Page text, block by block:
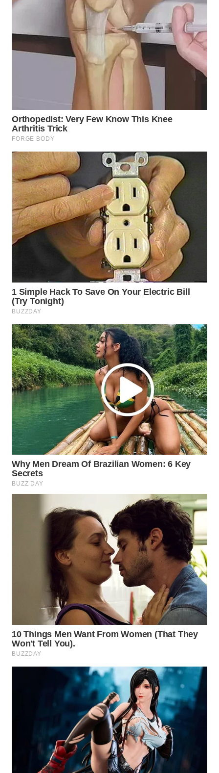
TANGERANG
WN
INDRAMAYU
WN
KUNINGAN
WN
MAJALENGKA
WN
SUKABUMI
WN
WN
PRIANGAN
TIMUR
WN
SEMARANG
WN
SOLO
WN
BOROBUDUR
MADURA
WN
MANDALIKA
BORNEO